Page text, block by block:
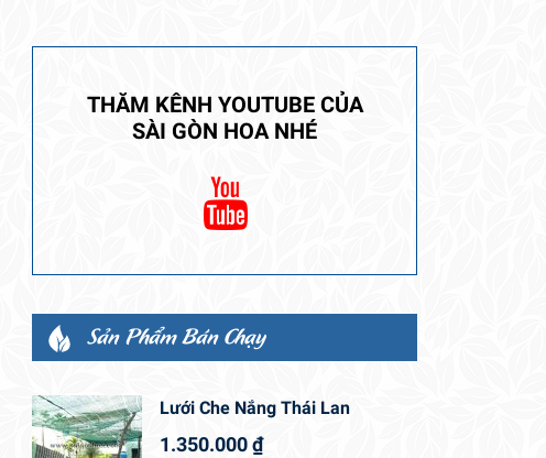
THĂM KÊNH YOUTUBE CỦA
SÀI GÒN HOA NHÉ
Sản Phẩm Bán Chạy
Lưới Che Nắng Thái Lan
1.350.000₫